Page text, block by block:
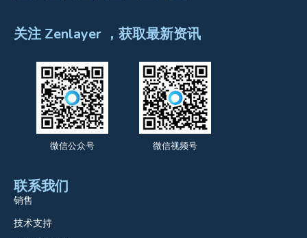
关注 Zenlayer ，获取最新资讯
微信公众号 微信视频号
联系我们
销售
技术支持